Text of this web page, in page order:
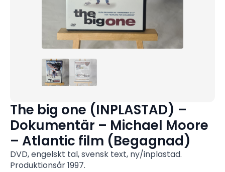
The big one (INPLASTAD) –
Dokumentär – Michael Moore
– Atlantic film (Begagnad)
DVD, engelskt tal, svensk text, ny/inplastad.
Produktionsår 1997.